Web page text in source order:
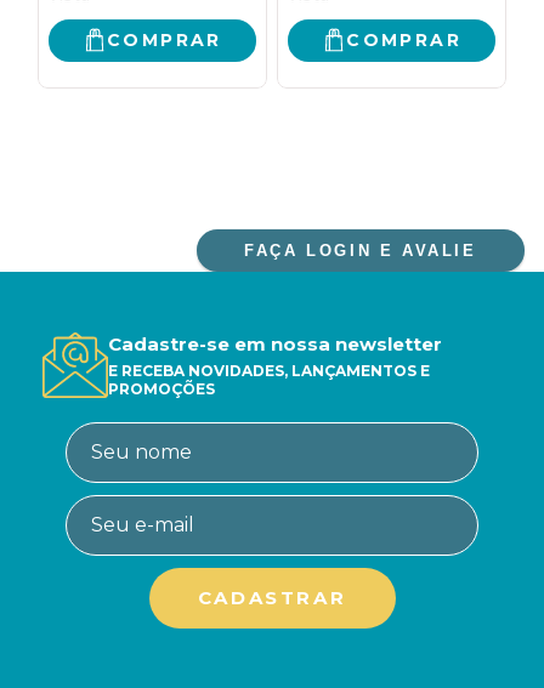
COMPRAR COMPRAR
FAÇA LOGIN E AVALIE
Cadastre-se em nossa newsletter
E RECEBA NOVIDADES, LANÇAMENTOS E
PROMOÇÕES